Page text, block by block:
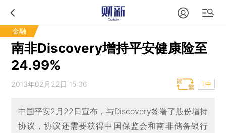
金融
南非Discovery增持平安健康险至
24.99%
2013年02月22日 15:36 T中
中国平安2月22日宣布，与Discovery签署了股份增持
协议，协议还需要获得中国保监会和南非储备银行